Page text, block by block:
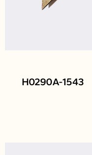
H0290A-1543